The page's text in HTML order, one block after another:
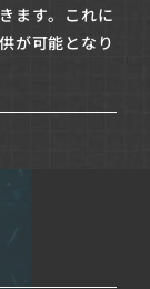
ます。これに
が可能となり